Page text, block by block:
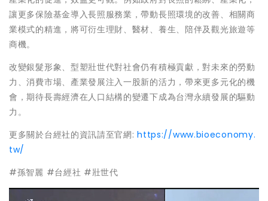
讓更多保險基金導入長照服務業，帶動長照環境的改善、相關商
業模式的精進，將可衍生理財、醫材、養生、陪伴及觀光旅遊等
商機。
改變銀髮形象、型塑壯世代對社會仍有積極貢獻，對未來的勞動
力、消費市場、產業發展注入一股新的活力，帶來更多元化的機
會，期待長壽經濟在人口結構的變遷下成為台灣永續發展的驅動
力。
更多關於台經社的資訊請至官網:https://www.bioeconomy.
tw/
#孫智麗 #台經社 #壯世代